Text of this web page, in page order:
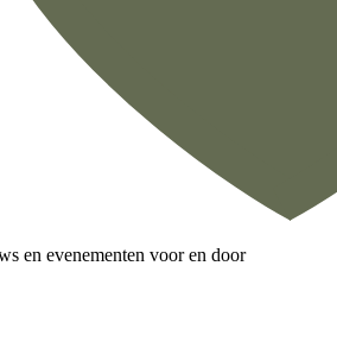
en evenementen voor en door